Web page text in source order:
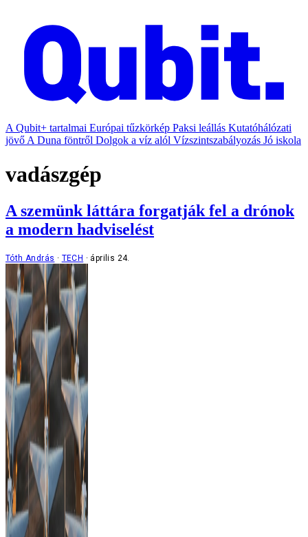
A Qubit+ tartalmai Európai tűzkörkép Paksi leállás Kutatóhálózati
jövő A Duna föntről Dolgok a víz alól Vízszintszabályozás Jó iskola
vadászgép
A szemünk láttára forgatják fel a drónok
a modern hadviselést
Tóth András TECH április 24.